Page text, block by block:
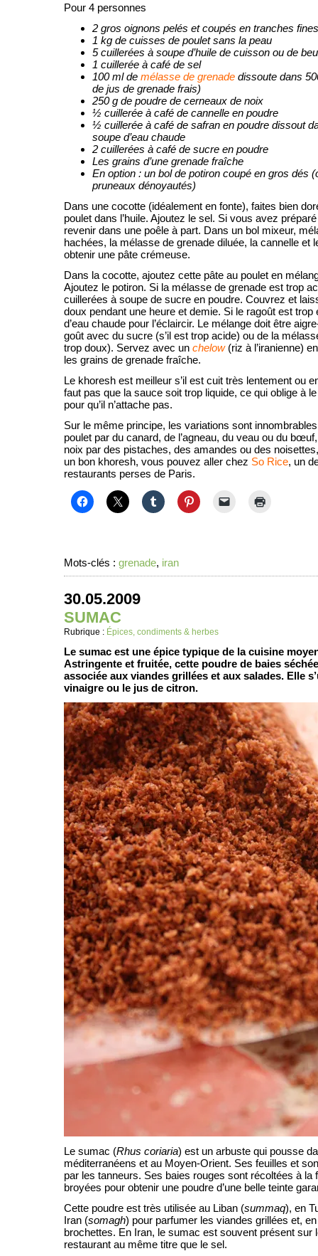
Pour 4 personnes
2 gros oignons pelés et coupés en tranches fines
1 kg de cuisses de poulet sans la peau
5 cuillerées à soupe d’huile de cuisson ou de
1 cuillerée à café de sel
100 ml de mélasse de grenade dissoute dans
de jus de grenade frais)
250 g de poudre de cerneaux de noix
½ cuillerée à café de cannelle en poudre
½ cuillerée à café de safran en poudre dissout
soupe d’eau chaude
2 cuillerées à café de sucre en poudre
Les grains d’une grenade fraîche
En option : un bol de potiron coupé en gros dés
pruneaux dénoyautés)
Dans une cocotte (idéalement en fonte), faites bien
poulet dans l’huile. Ajoutez le sel. Si vous avez
revenir dans une poêle à part. Dans un bol mixeur,
hachées, la mélasse de grenade diluée, la cannelle et
obtenir une pâte crémeuse.
Dans la cocotte, ajoutez cette pâte au poulet en
Ajoutez le potiron. Si la mélasse de grenade est trop
cuillerées à soupe de sucre en poudre. Couvrez et
doux pendant une heure et demie. Si le ragoût est trop
d’eau chaude pour l’éclaircir. Le mélange doit être
goût avec du sucre (s’il est trop acide) ou de la
trop doux). Servez avec un chelow(riz à l’iranienne)
les grains de grenade fraîche.
Le khoresh est meilleur s’il est cuit très lentement ou
faut pas que la sauce soit trop liquide, ce qui oblige à
pour qu’il n’attache pas.
Sur le même principe, les variations sont
poulet par du canard, de l’agneau, du veau ou du
noix par des pistaches, des amandes ou des
un bon khoresh, vous pouvez aller chez So Rice, un
restaurants perses de Paris.
Mots-clés : grenade, iran
30.05.2009
SUMAC
Rubrique : Épices, condiments & herbes
Le sumac est une épice typique de la cuisine
Astringente et fruitée, cette poudre de baies
associée aux viandes grillées et aux salades. Elle
vinaigre ou le jus de citron.
Le sumac (Rhus coriaria) est un arbuste qui pousse
méditerranéens et au Moyen-Orient. Ses feuilles et
par les tanneurs. Ses baies rouges sont récoltées à la
broyées pour obtenir une poudre d’une belle teinte
Cette poudre est très utilisée au Liban (summaq), en
Iran (somagh) pour parfumer les viandes grillées et,
brochettes. En Iran, le sumac est souvent présent sur
restaurant au même titre que le sel.